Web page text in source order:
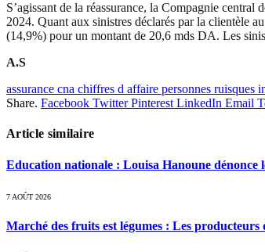
S’agissant de la réassurance, la Compagnie
2024. Quant aux sinistres déclarés par la clientèle
(14,9%) pour un montant de 20,6 mds DA. Les
A.S
assurance cna chiffres d affaire personnes ruisques
Share. Facebook Twitter Pinterest LinkedIn Email
Article similaire
Education nationale : Louisa Hanoune dénonce
7 AOÛT 2026
Marché des fruits est légumes : Les